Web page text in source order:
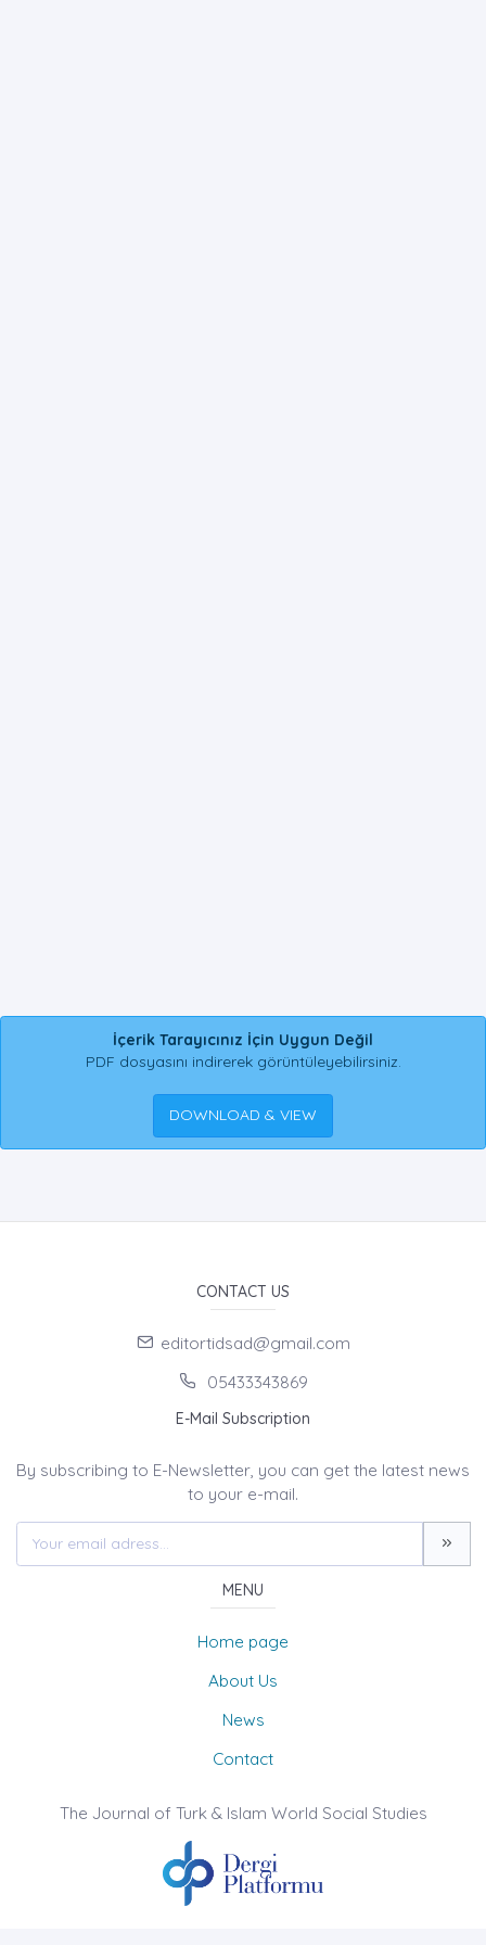
İçerik Tarayıcınız İçin Uygun Değil
PDF dosyasını indirerek görüntüleyebilirsiniz.
DOWNLOAD & VIEW
CONTACT US
editortidsad@gmail.com
05433343869
E-Mail Subscription
By subscribing to E-Newsletter, you can get the latest news
to your e-mail.
MENU
Home page
About Us
News
Contact
The Journal of Turk & Islam World Social Studies